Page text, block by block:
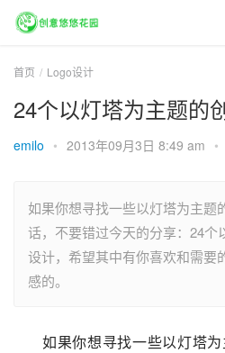
首页 Logo设计
24个以灯塔为主题的
emilo • 2013年09月3日 8:49 am •
如果你想寻找一些以灯塔为主题
话，不要错过今天的分享：24个
设计，希望其中有你喜欢和需要
感的。
如果你想寻找一些以灯塔